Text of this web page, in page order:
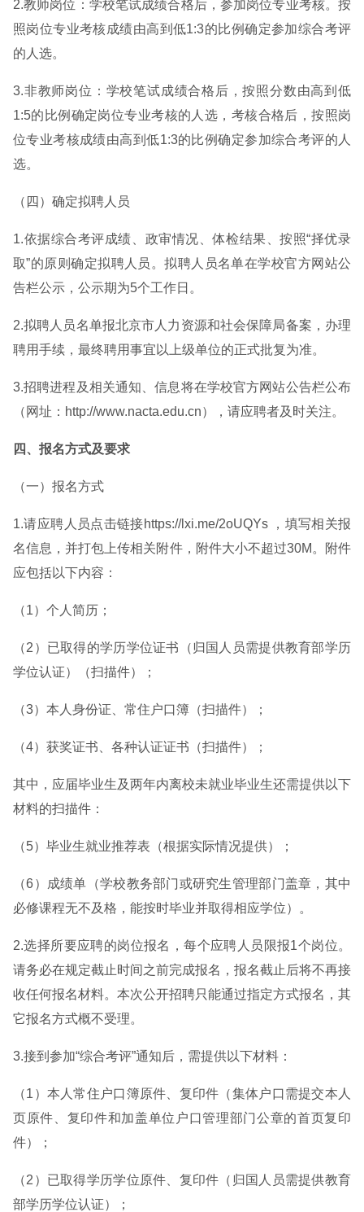
2.教师岗位：学校笔试成绩合格后，参加岗位专业考核。按
照岗位专业考核成绩由高到低1:3的比例确定参加综合考评
的人选。
3.非教师岗位：学校笔试成绩合格后，按照分数由高到低
1:5的比例确定岗位专业考核的人选，考核合格后，按照岗
位专业考核成绩由高到低1:3的比例确定参加综合考评的人
选。
（四）确定拟聘人员
1.依据综合考评成绩、政审情况、体检结果、按照“择优录
取”的原则确定拟聘人员。拟聘人员名单在学校官方网站公
告栏公示，公示期为5个工作日。
2.拟聘人员名单报北京市人力资源和社会保障局备案，办理
聘用手续，最终聘用事宜以上级单位的正式批复为准。
3.招聘进程及相关通知、信息将在学校官方网站公告栏公布
（网址：http://www.nacta.edu.cn），请应聘者及时关注。
四、报名方式及要求
（一）报名方式
1.请应聘人员点击链接https://lxi.me/2oUQYs ，填写相关报
名信息，并打包上传相关附件，附件大小不超过30M。附件
应包括以下内容：
（1）个人简历；
（2）已取得的学历学位证书（归国人员需提供教育部学历
学位认证）（扫描件）；
（3）本人身份证、常住户口簿（扫描件）；
（4）获奖证书、各种认证证书（扫描件）；
其中，应届毕业生及两年内离校未就业毕业生还需提供以下
材料的扫描件：
（5）毕业生就业推荐表（根据实际情况提供）；
（6）成绩单（学校教务部门或研究生管理部门盖章，其中
必修课程无不及格，能按时毕业并取得相应学位）。
2.选择所要应聘的岗位报名，每个应聘人员限报1个岗位。
请务必在规定截止时间之前完成报名，报名截止后将不再接
收任何报名材料。本次公开招聘只能通过指定方式报名，其
它报名方式概不受理。
3.接到参加“综合考评”通知后，需提供以下材料：
（1）本人常住户口簿原件、复印件（集体户口需提交本人
页原件、复印件和加盖单位户口管理部门公章的首页复印
件）；
（2）已取得学历学位原件、复印件（归国人员需提供教育
部学历学位认证）；